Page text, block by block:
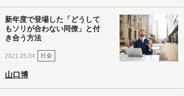
新年度で登場した「どうして
もソリが合わない同僚」と付
き合う方法
2021.05.04 社会
山口博